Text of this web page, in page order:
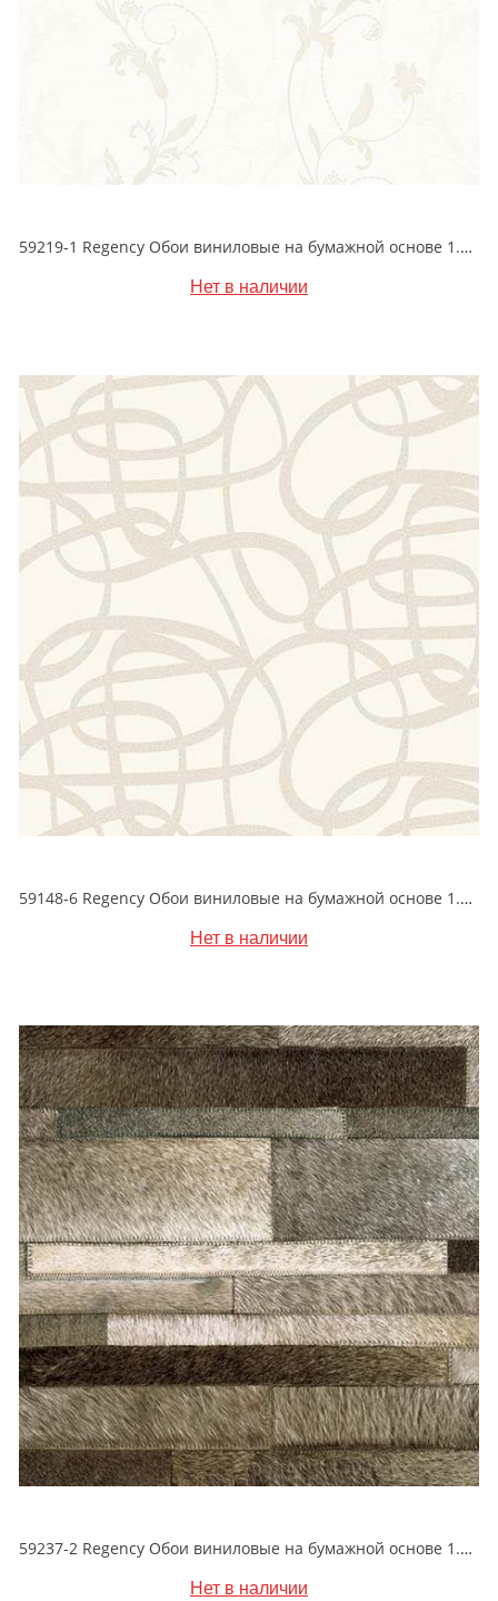
59219-1 Regency Обои виниловые на бумажной основе 1.06*15.5
Нет в наличии
59148-6 Regency Обои виниловые на бумажной основе 1.06*15.5
Нет в наличии
59237-2 Regency Обои виниловые на бумажной основе 1.06*15.5
Нет в наличии